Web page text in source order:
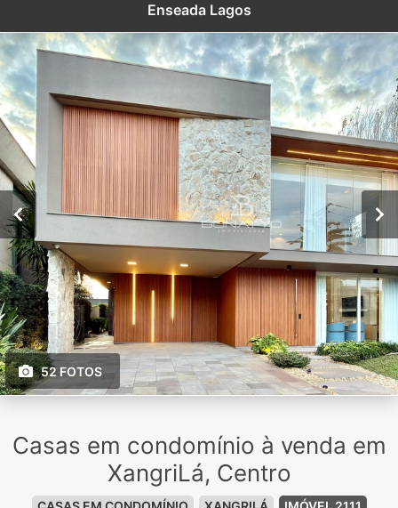
Enseada Lagos
52 FOTOS
Casas em condomínio à venda em
XangriLá, Centro